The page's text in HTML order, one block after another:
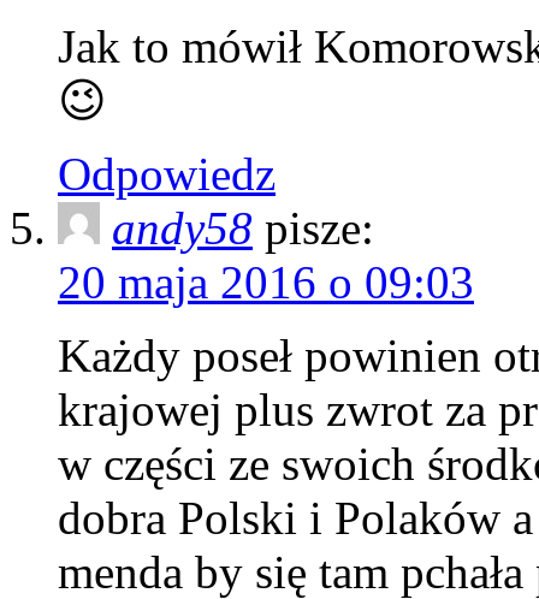
Jak to mówił
😉
Odpowiedz
andy58 pisze:
20 maja 2016 o 09:03
Każdy poseł powinien
krajowej plus zwrot za
w części ze swoich
dobra Polski i Polaków
menda by się tam